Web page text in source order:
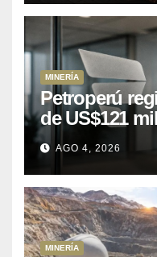
MINERÍA
Petroperú
de US$121
primer
AGO 4, 2026
MINERÍA